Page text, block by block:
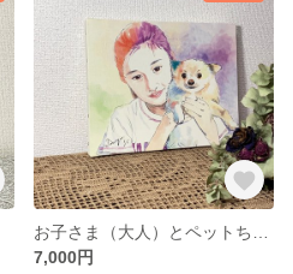
7,000円